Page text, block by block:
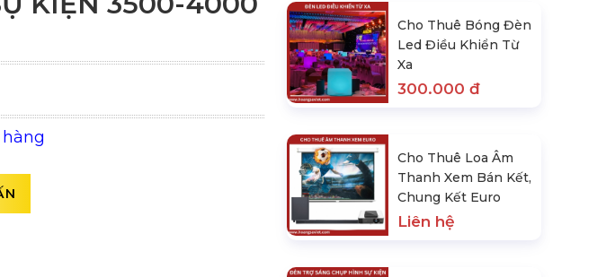
Cho Thuê Bóng Đèn
Led Điều Khiển Từ
Xa
300.000 đ
Cho Thuê Loa Âm
Thanh Xem Bán Kết,
Chung Kết Euro
Liên hệ